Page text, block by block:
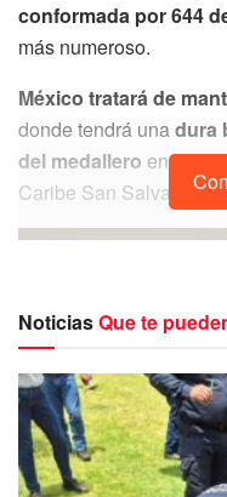
conformada por 644
más numeroso.
México tratará de
donde tendrá unadura
del medallero en los
Caribe San Salvador
NoticiasQue te